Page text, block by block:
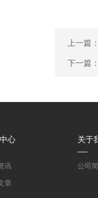
上一篇
下一篇
心
讯
章
关于
公司